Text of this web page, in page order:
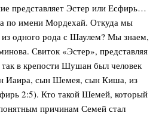
представляет Эстер или Есфирь…
по имени Мордехай. Откуда мы
одного рода с Шаулем? Мы знаем,
Свиток «Эстер», представляя
в крепости Шушан был человек
Иаира, сын Шемея, сын Киша, из
2:5). Кто такой Шемей, который
причинам Семей стал